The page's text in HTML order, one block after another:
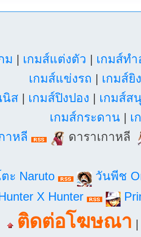
ม | เกมส์แต่งตัว | เกมส์ท
เกมส์แข่งรถ | เกมส์ยิ
นิส| เกมส์ปิงปอง | เกมส์ส
เกมส์กระดาน | เ
าหลี
ดาราเกาหลี
ะ Naruto
วันพีช
X Hunter
ติดต่อโฆษณา